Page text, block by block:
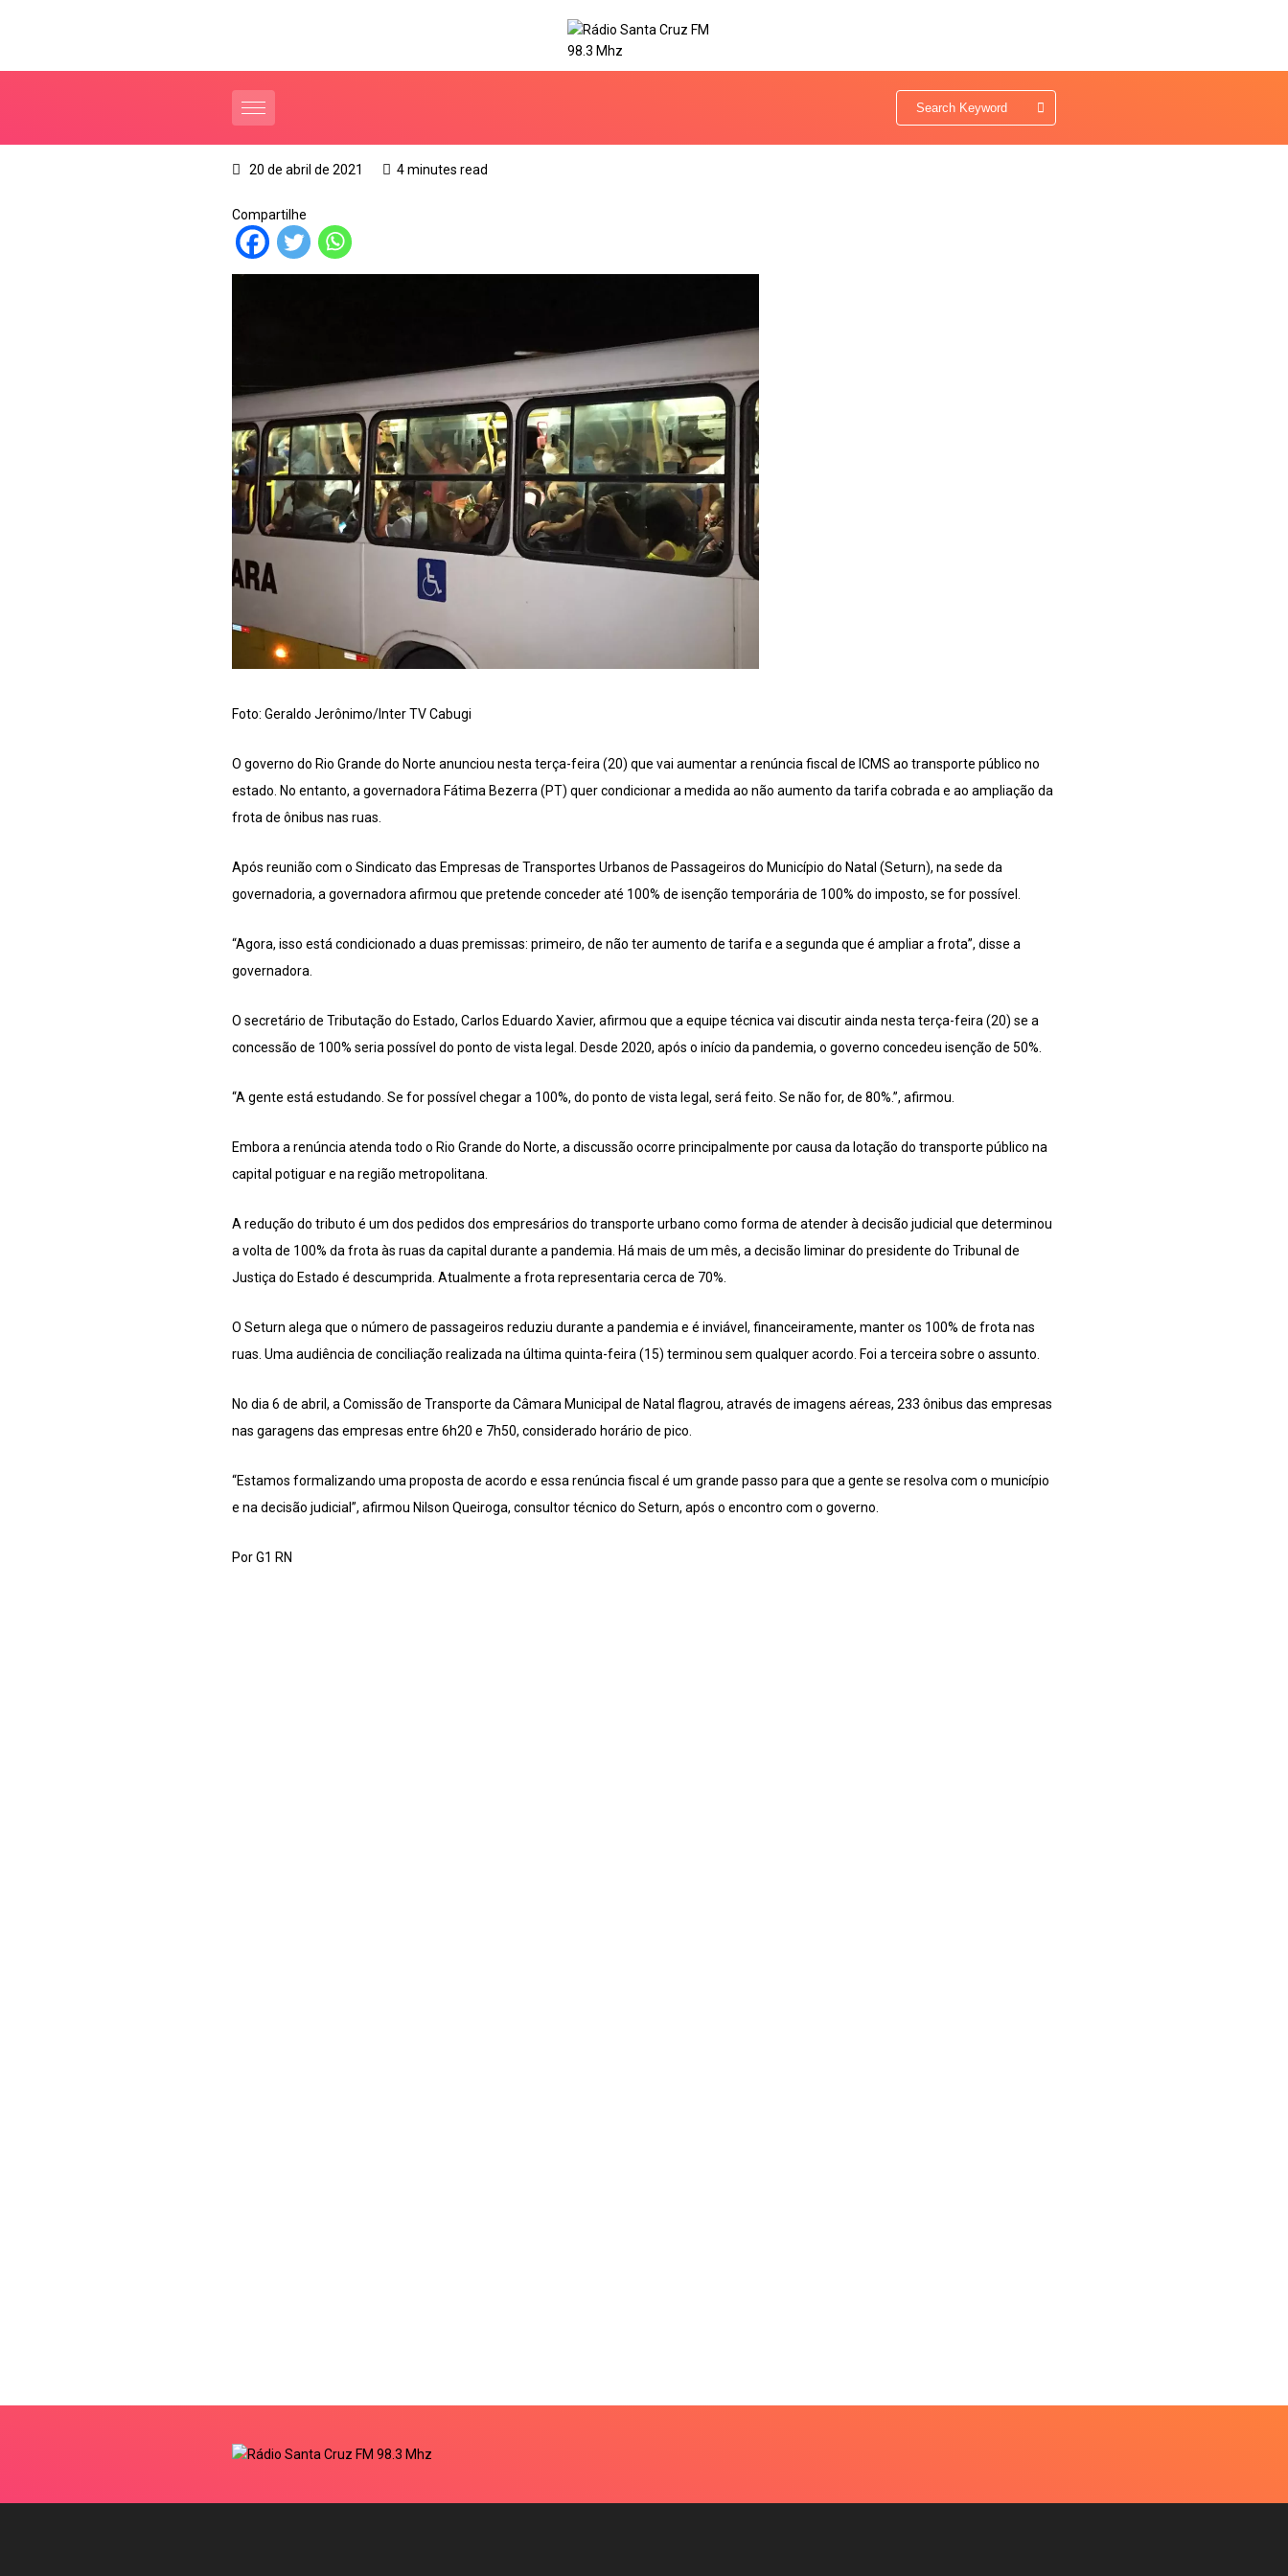
20 de abril de 2021 4 minutes read
Compartilhe
Foto: Geraldo Jerônimo/Inter TV Cabugi
O governo do Rio Grande do Norte anunciou nesta terça-feira (20) que vai aumentar a renúncia fiscal de ICMS ao transporte público no
estado. No entanto, a governadora Fátima Bezerra (PT) quer condicionar a medida ao não aumento da tarifa cobrada e ao ampliação da
frota de ônibus nas ruas.
Após reunião com o Sindicato das Empresas de Transportes Urbanos de Passageiros do Município do Natal (Seturn), na sede da
governadoria, a governadora afirmou que pretende conceder até 100% de isenção temporária de 100% do imposto, se for possível.
“Agora, isso está condicionado a duas premissas: primeiro, de não ter aumento de tarifa e a segunda que é ampliar a frota”, disse a
governadora.
O secretário de Tributação do Estado, Carlos Eduardo Xavier, afirmou que a equipe técnica vai discutir ainda nesta terça-feira (20) se a
concessão de 100% seria possível do ponto de vista legal. Desde 2020, após o início da pandemia, o governo concedeu isenção de 50%.
“A gente está estudando. Se for possível chegar a 100%, do ponto de vista legal, será feito. Se não for, de 80%.”, afirmou.
Embora a renúncia atenda todo o Rio Grande do Norte, a discussão ocorre principalmente por causa da lotação do transporte público na
capital potiguar e na região metropolitana.
A redução do tributo é um dos pedidos dos empresários do transporte urbano como forma de atender à decisão judicial que determinou
a volta de 100% da frota às ruas da capital durante a pandemia. Há mais de um mês, a decisão liminar do presidente do Tribunal de
Justiça do Estado é descumprida. Atualmente a frota representaria cerca de 70%.
O Seturn alega que o número de passageiros reduziu durante a pandemia e é inviável, financeiramente, manter os 100% de frota nas
ruas. Uma audiência de conciliação realizada na última quinta-feira (15) terminou sem qualquer acordo. Foi a terceira sobre o assunto.
No dia 6 de abril, a Comissão de Transporte da Câmara Municipal de Natal flagrou, através de imagens aéreas, 233 ônibus das empresas
nas garagens das empresas entre 6h20 e 7h50, considerado horário de pico.
“Estamos formalizando uma proposta de acordo e essa renúncia fiscal é um grande passo para que a gente se resolva com o município
e na decisão judicial”, afirmou Nilson Queiroga, consultor técnico do Seturn, após o encontro com o governo.
Por G1 RN